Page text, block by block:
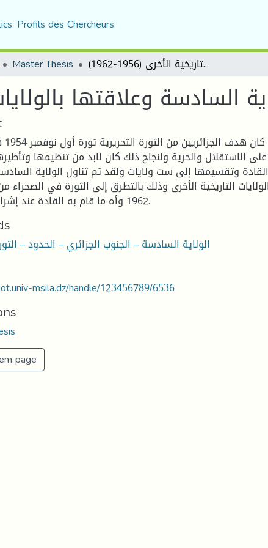
Profils des Chercheurs
Master Thesis الولاية السادسة وعلاقتها بالولايات التاريخية الأخرى (1956-1962).
على الاستقلال والحرية ولنجاح ذلك كان لابد من تنظيمها
القادة وتقسيمها إلى ست ولايات ولقد تم تناول الولاية
1962 وأه ما قام به القادة عند إشرافهم عليها.
الولاية السادسة – الجنوب الجزائري – الحدود –
msila.dz/handle/123456789/6536
page